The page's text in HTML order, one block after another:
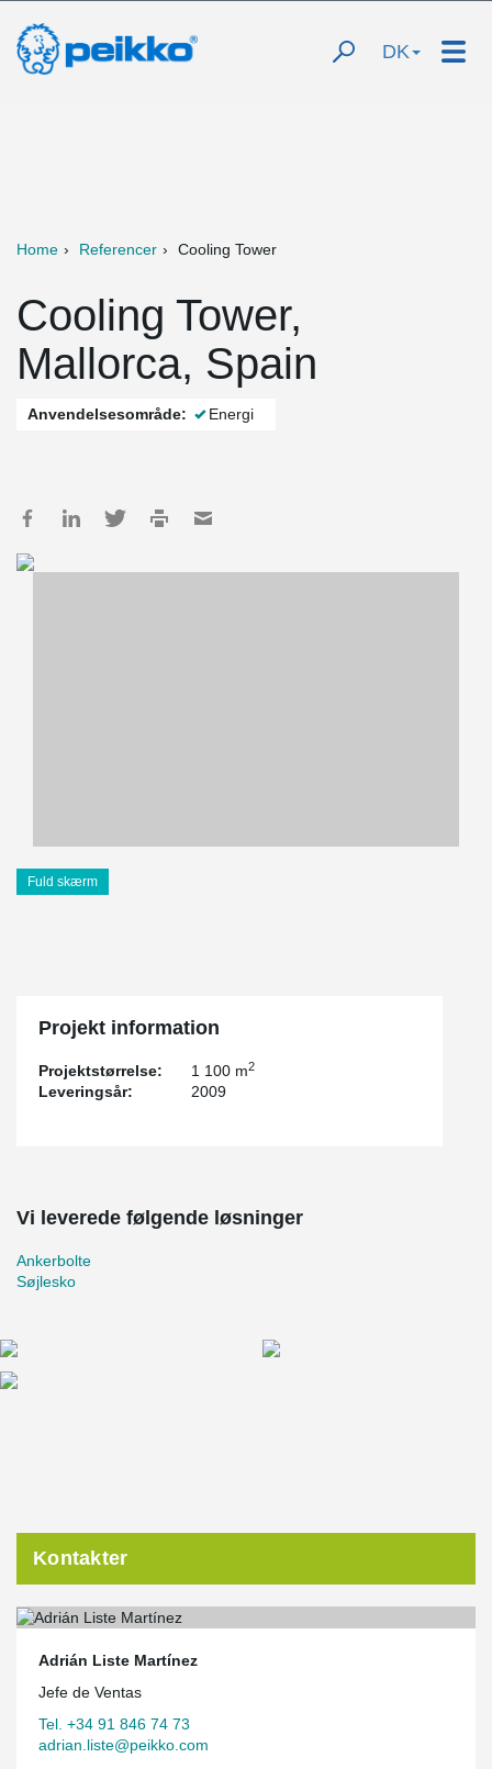
DK
Home Referencer Cooling Tower
Cooling Tower,
Mallorca, Spain
Anvendelsesområde: Energi
Fuld skærm
Projekt information
Projektstørrelse: 1 100 m2
Leveringsår: 2009
Vi leverede følgende løsninger
Ankerbolte
Søjlesko
Kontakter
Adrián Liste Martínez
Jefe de Ventas
Tel. +34 91 846 74 73
adrian.liste@peikko.com